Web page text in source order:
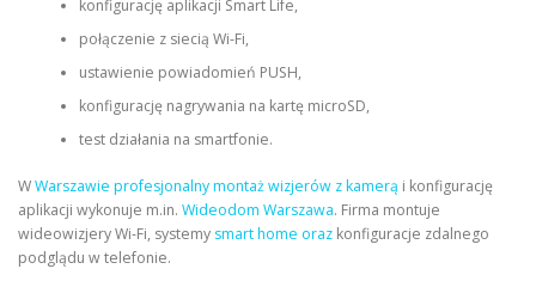
konfigurację aplikacji Smart Life,
połączenie z siecią Wi-Fi,
ustawienie powiadomień PUSH,
konfigurację nagrywania na kartę microSD,
test działania na smartfonie.
WWarszawie profesjonalny montaż wizjerów z kamerą i konfigurację
aplikacji wykonuje m.in. Wideodom Warszawa. Firma montuje
wideowizjery Wi-Fi, systemy smart home oraz konfiguracje zdalnego
podglądu w telefonie.